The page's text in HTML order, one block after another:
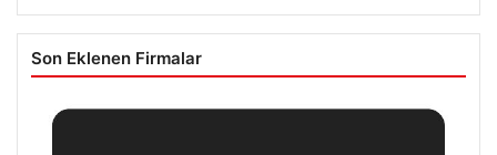
Son Eklenen Firmalar